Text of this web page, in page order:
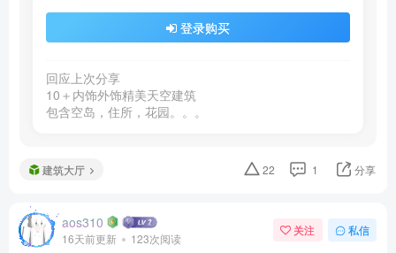
登录购买
回应上次分享
10＋内饰外饰精美天空建筑
包含空岛，住所，花园。。。
建筑大厅 22 1 分享
aos310
16天前更新 123次阅读
关注 私信